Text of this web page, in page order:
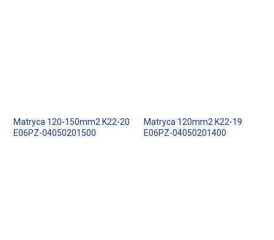
Matryca 120-150mm2 K22-20
E06PZ-04050201500
Matryca 120mm2 K22-19
E06PZ-04050201400